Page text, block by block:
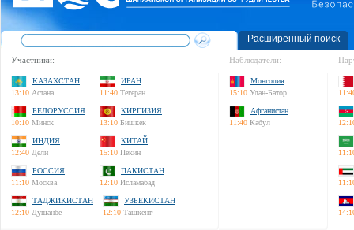
Расширенный поиск
Участники:
КАЗАХСТАН
13:10 Астана
ИРАН
11:40 Тегеран
БЕЛОРУССИЯ
10:10 Минск
КИРГИЗИЯ
13:10 Бишкек
ИНДИЯ
12:40 Дели
КИТАЙ
15:10 Пекин
РОССИЯ
11:10 Москва
ПАКИСТАН
12:10 Исламабад
ТАДЖИКИСТАН
12:10 Душанбе
УЗБЕКИСТАН
12:10 Ташкент
Наблюдатели:
Монголия
15:10 Улан-Батор
Афганистан
11:40 Кабул